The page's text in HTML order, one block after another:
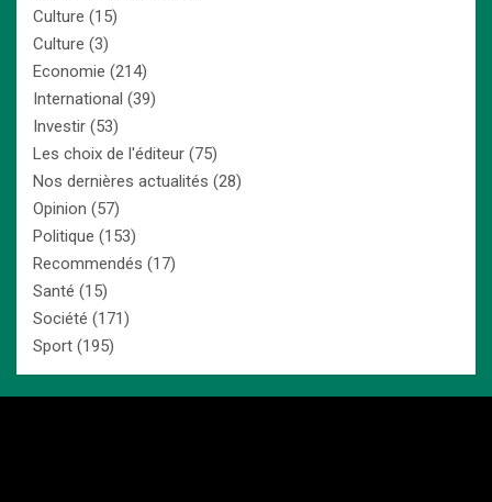
Culture (15)
Culture (3)
Economie (214)
International (39)
Investir (53)
Les choix de l'éditeur (75)
Nos dernières actualités (28)
Opinion (57)
Politique (153)
Recommendés (17)
Santé (15)
Société (171)
Sport (195)